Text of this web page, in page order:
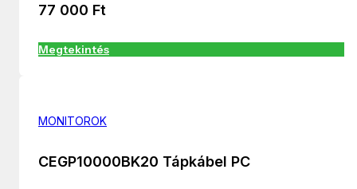
77 000 Ft
Megtekintés
MONITOROK
CEGP10000BK20 Tápkábel PC